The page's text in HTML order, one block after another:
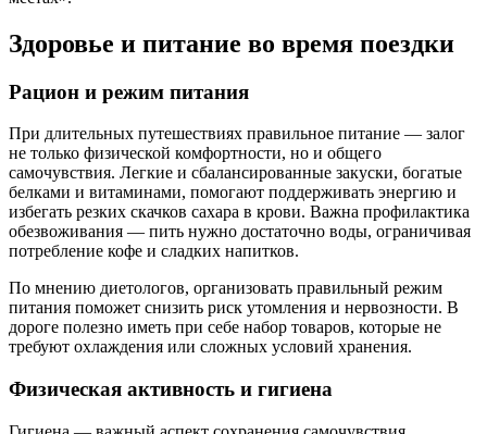
Здоровье и питание во время поездки
Рацион и режим питания
При длительных путешествиях правильное питание — залог
не только физической комфортности, но и общего
самочувствия. Легкие и сбалансированные закуски, богатые
белками и витаминами, помогают поддерживать энергию и
избегать резких скачков сахара в крови. Важна профилактика
обезвоживания — пить нужно достаточно воды, ограничивая
потребление кофе и сладких напитков.
По мнению диетологов, организовать правильный режим
питания поможет снизить риск утомления и нервозности. В
дороге полезно иметь при себе набор товаров, которые не
требуют охлаждения или сложных условий хранения.
Физическая активность и гигиена